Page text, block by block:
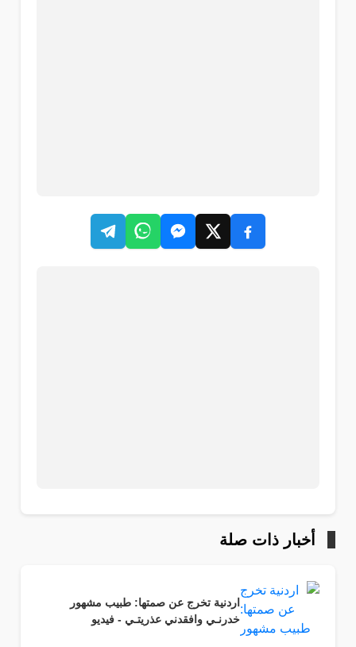
أخبار ذات صلة
اردنية تخرج عن صمتها: طبيب مشهور
خدرنـي وافقدني عذريتـي - فيديو